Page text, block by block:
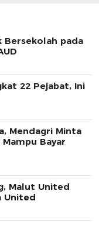
Bersekolah pada
22 Pejabat, Ini
Mendagri Minta
Bayar
Malut United
United